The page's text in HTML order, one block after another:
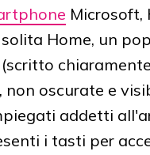
Microsoft,
Home, un
oscurate e
addetti
i tasti per